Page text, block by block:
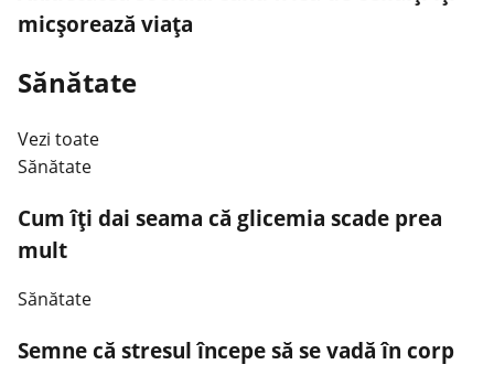
micșorează viața
Sănătate
Vezi toate
Sănătate
Cum îți dai seama că glicemia scade prea
mult
Sănătate
Semne că stresul începe să se vadă în corp